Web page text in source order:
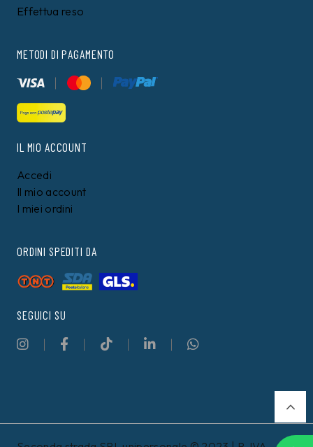
Effettua reso
METODI DI PAGAMENTO
IL MIO ACCOUNT
Accedi
Il mio account
I miei ordini
ORDINI SPEDITI DA
SEGUICI SU